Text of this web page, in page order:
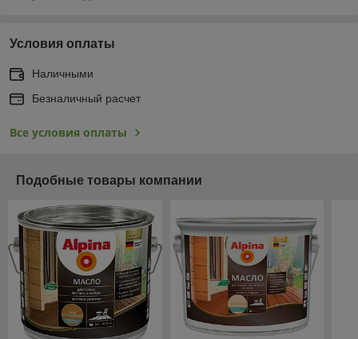
Условия оплаты
Наличными
Безналичный расчет
Все условия оплаты
Подобные товары компании